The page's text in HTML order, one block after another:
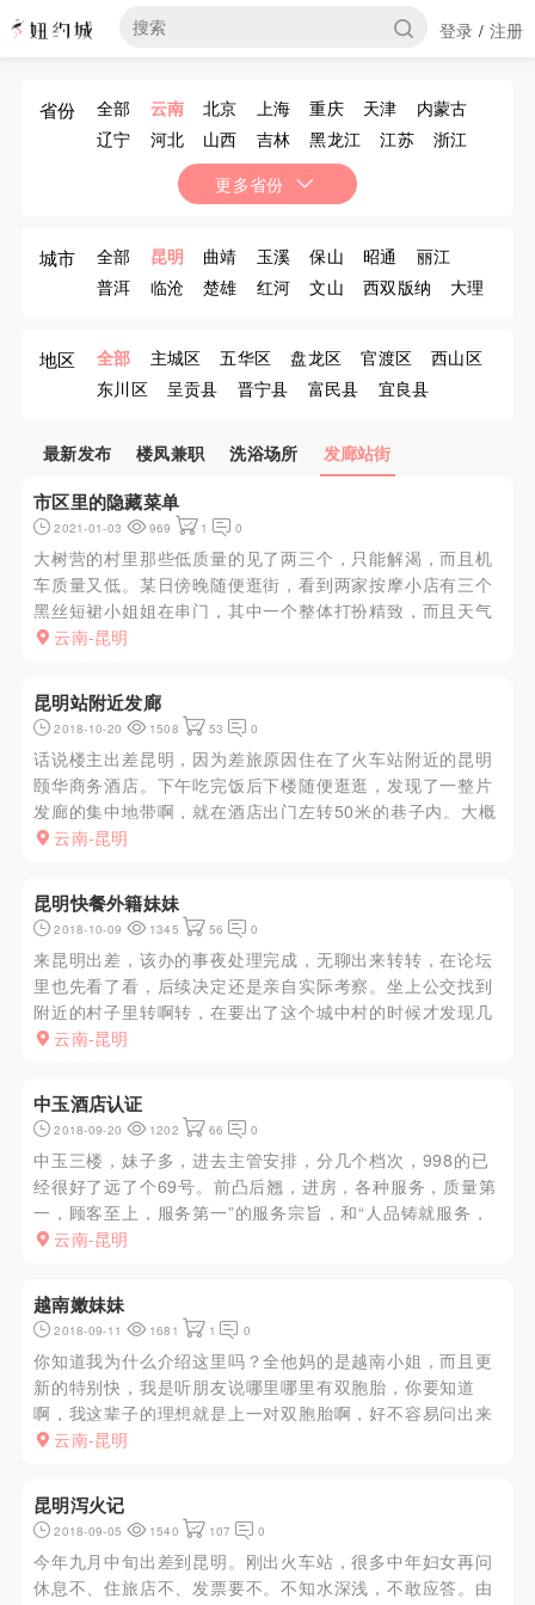
登录 / 注册
省份 全部 云南 北京 上海 重庆 天津
内蒙古
辽宁
河北 山西 吉林 黑龙江 江苏
浙江
福建 江西 山东 河南
广西 海南 四川 贵州
更多省份
城市 全部 昆明 曲靖 玉溪 保山 昭通
丽江
普洱
临沧 楚雄 红河 文山 西双版纳
大理
地区 全部 主城区 五华区 盘龙区 官渡区
西山区
东川区
呈贡县 晋宁县 富民县
宜良县
寻甸回族彝族自治县
安宁市
最新发布 楼凤兼职 洗浴场所 发廊站街
市区里的隐藏菜单
2021-01-03 969 1 0
大树营的村里那些低质量的见了两三个，只能解渴，而且机
车质量又低。某日傍晚随便逛街，看到两家按摩小店有三个
黑丝短裙小姐姐在串门，其中一个整体打扮精致，而且天气
冷又如此打扮猜测有猫腻，所以记住地址，大概九点左右回
小姐姐叫先进房间，知...
云南-昆明
昆明站附近发廊
2018-10-20 1508 53 0
话说楼主出差昆明，因为差旅原因住在了火车站附近的昆明
颐华商务酒店。下午吃完饭后下楼随便逛逛，发现了一整片
发廊的集中地带啊，就在酒店出门左转50米的巷子内。大概
分布有五六家小发廊，转的时候频频有大妈示意进来。刚吃
后回酒店打了下小卡...
云南-昆明
昆明快餐外籍妹妹
2018-10-09 1345 56 0
来昆明出差，该办的事夜处理完成，无聊出来转转，在论坛
里也先看了看，后续决定还是亲自实际考察。坐上公交找到
附近的村子里转啊转，在要出了这个城中村的时候才发现几
家，简单寒暄两句，人家也知道我的来意，哈哈，直接让我
年轻~这就是资本，身...
云南-昆明
中玉酒店认证
2018-09-20 1202 66 0
中玉三楼，妹子多，进去主管安排，分几个档次，998的已
经很好了远了个69号。前凸后翘，进房，各种服务，质量第
一，顾客至上，服务第一”的服务宗旨，和“人品铸就服务，
品质铸就信誉”的运作理念，为您提供一个方便，快捷，舒
用我们的服务为...
云南-昆明
越南嫩妹妹
2018-09-11 1681 1 0
你知道我为什么介绍这里吗？全他妈的是越南小姐，而且更
新的特别快，我是听朋友说哪里哪里有双胞胎，你要知道
啊，我这辈子的理想就是上一对双胞胎啊，好不容易问出来
朋友直接带我就去了，地址已经写下了，大家可以查阅，不
来，我下午就要赶火车离...
云南-昆明
昆明泻火记
2018-09-05 1540 107 0
今年九月中旬出差到昆明。刚出火车站，很多中年妇女再问
休息不、住旅店不、发票要不。不知水深浅，不敢应答。由